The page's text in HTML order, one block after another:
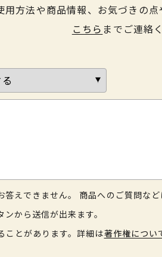
用方法や商品情報、お気づきの点
こちら までご連絡
えできません。 商品へのご質問など
から送信が出来ます。
とがあります。詳細は著作権につい